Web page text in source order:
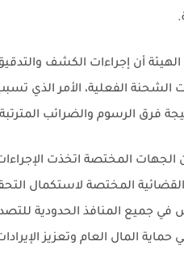
أن إجراءات الكشف
فرق الرسوم والضرائب
الجهات المختصة اتخذت
المختصة لاستكمال
في جميع المنافذ الحدودية
المال العام وتعزيز